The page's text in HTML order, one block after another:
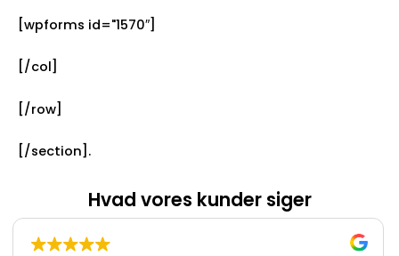
[wpforms id="1570″]
[/col]
[/row]
[/section].
Hvad vores kunder siger